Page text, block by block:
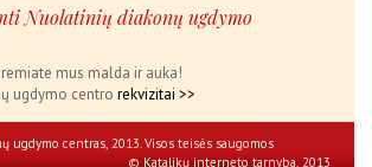
Nuolatinių diakonų ugdymo
mus malda ir auka!
ugdymo centro rekvizitai >>
centras, 2013. Visos teisės saugomos
© Katalikų interneto tarnyba, 2013